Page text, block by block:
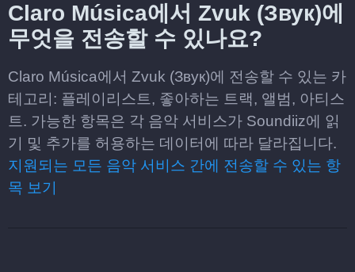
Claro Música에서 Zvuk (Звук)에
무엇을 전송할 수 있나요?
Claro Música에서 Zvuk (Звук)에 전송할 수 있는 카
테고리: 플레이리스트, 좋아하는 트랙, 앨범, 아티스
트. 가능한 항목은 각 음악 서비스가 Soundiiz에 읽
기 및 추가를 허용하는 데이터에 따라 달라집니다.
지원되는 모든 음악 서비스 간에 전송할 수 있는 항
목 보기